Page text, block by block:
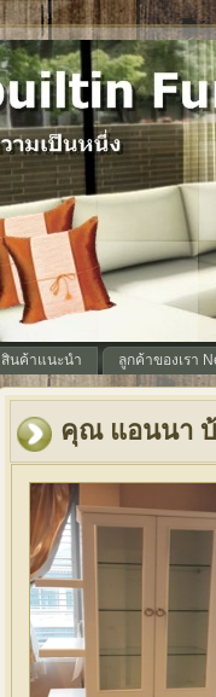
สินค้าแนะนำ ลูกค้าของเรา
คุณ แอนนา